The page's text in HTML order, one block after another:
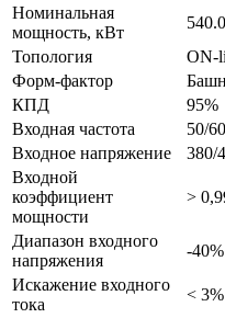
Номинальная
мощность, кВт
Топология
ON-
Форм-фактор
КПД
95%
Входная частота
50/
Входное напряжение
380/
Входной
коэффициент
мощности
>
Диапазон входного
напряжения
-
Искажение входного
тока
< 3%